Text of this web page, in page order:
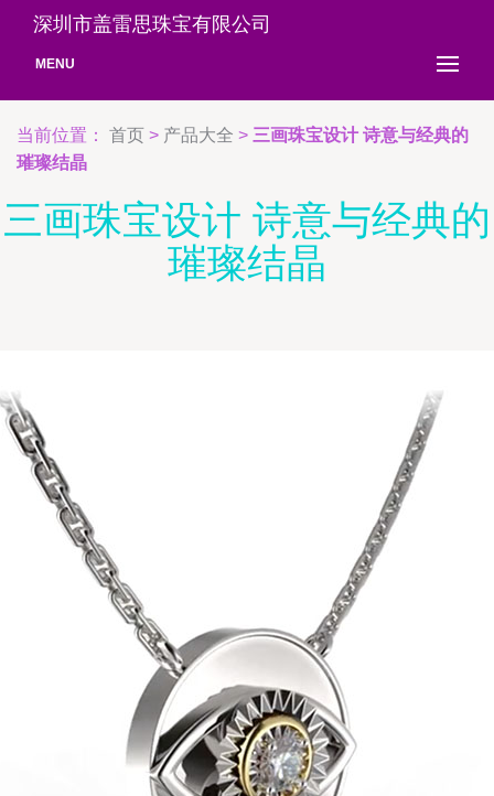
深圳市盖雷思珠宝有限公司
MENU
当前位置： 首页 > 产品大全 > 三画珠宝设计 诗意与经典的
璀璨结晶
三画珠宝设计 诗意与经典的
璀璨结晶